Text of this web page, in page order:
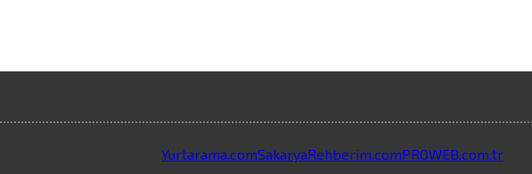
Yurtarama.comSakaryaRehberim.comPROWEB.com.tr